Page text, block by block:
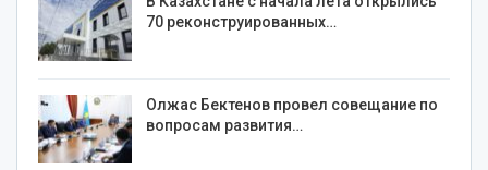
70 реконструированных…
Олжас Бектенов провел совещание по
вопросам развития…